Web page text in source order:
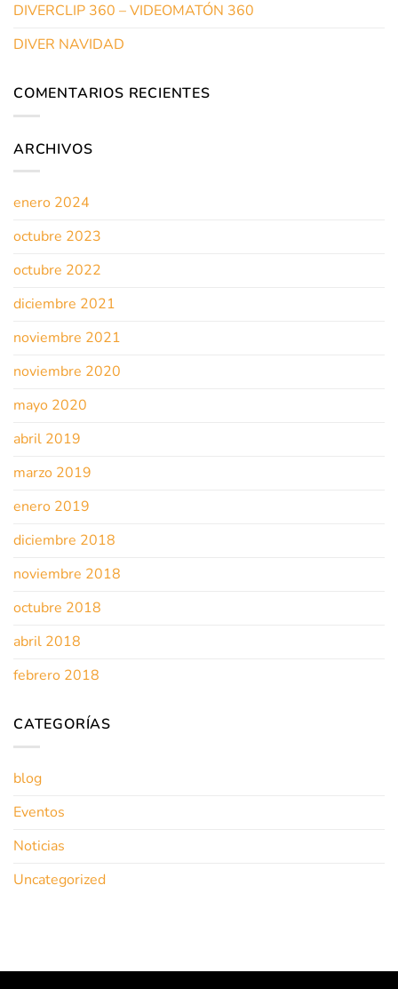
DIVERCLIP 360 – VIDEOMATÓN 360
DIVER NAVIDAD
COMENTARIOS RECIENTES
ARCHIVOS
enero 2024
octubre 2023
octubre 2022
diciembre 2021
noviembre 2021
noviembre 2020
mayo 2020
abril 2019
marzo 2019
enero 2019
diciembre 2018
noviembre 2018
octubre 2018
abril 2018
febrero 2018
CATEGORÍAS
blog
Eventos
Noticias
Uncategorized